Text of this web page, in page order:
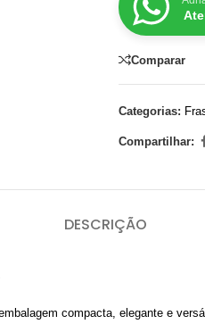
Comparar
Categorias:
Compartilhar:
DESCRIÇÃO
compacta, elegante e